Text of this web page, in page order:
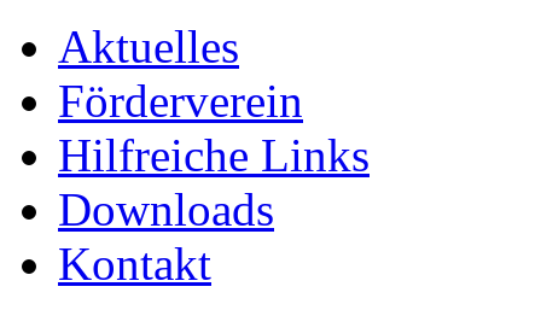
Aktuelles
Förderverein
Hilfreiche Links
Downloads
Kontakt